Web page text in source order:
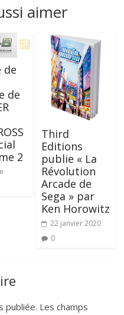
aimer
de
de
2
Third
Editions
publie « La
Révolution
Arcade de
Sega » par
Ken Horowitz
22 janvier 2020
0
publiée. Les champs